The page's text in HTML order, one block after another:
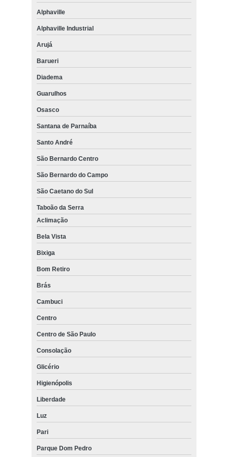
Alphaville
Alphaville Industrial
Arujá
Barueri
Diadema
Guarulhos
Osasco
Santana de Parnaíba
Santo André
São Bernardo Centro
São Bernardo do Campo
São Caetano do Sul
Taboão da Serra
Aclimação
Bela Vista
Bixiga
Bom Retiro
Brás
Cambuci
Centro
Centro de São Paulo
Consolação
Glicério
Higienópolis
Liberdade
Luz
Pari
Parque Dom Pedro